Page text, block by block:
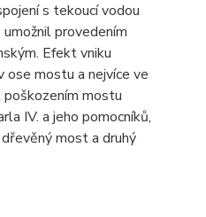
s tekoucí vodou
provedením
Efekt vniku
mostu a nejvíce ve
mostu
IV. a jeho pomocníků,
most a druhý